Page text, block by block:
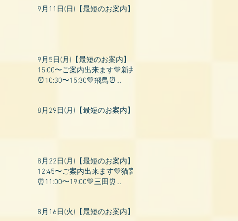
9月11日(日)【最短のお案内】
9月5日(月)【最短のお案内】
15:00〜ご案内出来ます💛新井
⏰10:30〜15:30💛飛鳥⏰
8月29日(月)【最短のお案内】
8月22日(月)【最短のお案内】
12:45〜ご案内出来ます💛猫宮
⏰11:00〜19:00💛三田⏰
8月16日(火)【最短のお案内】